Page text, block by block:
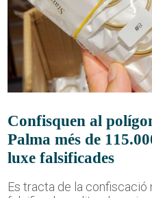
Confisquen al
Palma més de
luxe falsificades
Es tracta de la confiscació